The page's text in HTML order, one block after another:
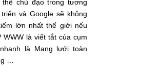
chủ đạo trong tương
và Google sẽ không
lớn nhất thế giới nếu
WWW là viết tắt của cụm
là Mạng lưới toàn
…